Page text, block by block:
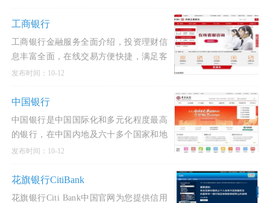
受一站式综
工商银行
工商银行金融服务全面介绍，投资理财信
息丰富全面，在线交易方便快捷，满足客
户专业化、多元化、人性化的金融服务需
动于一体综合性金融服务平
发布时间：10-12
中国银行
中国银行是中国国际化和多元化程度最高
的银行，在中国内地及六十多个国家和地
区为客户提供全面的金融服务。主要经营
融市场业务，并通过附属
发布时间：10-12
花旗银行CitiBank
花旗银行Citi Bank中国官网为您提供信用